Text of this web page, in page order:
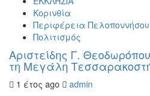
Κορινθία
Περιφέρεια Πελοποννήσου
Πολιτισμός
Αριστείδης Γ.
τη Μεγάλη
1 έτος ago
admin